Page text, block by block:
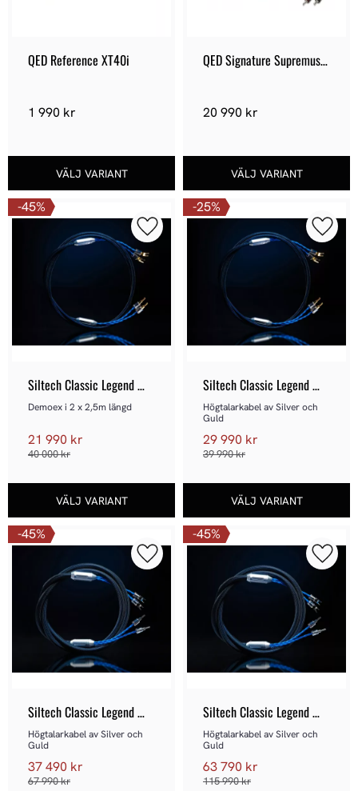
QED Reference XT40i
1 990 kr
QED Signature Supremus
20 990 kr
Siltech Classic Legend
380L - Demoex
Demoex i 2 x 2,5m längd
21 990 kr
40 000kr
45%
Lägg till i favoriter
Siltech Classic Legend
380L Högtalarkabel
Högtalarkabel av Silver och
Guld
29 990 kr
39 990kr
25%
Lägg
Siltech Classic Legend
680L Demoex
Högtalarkabel av Silver och
Guld
37 490 kr
67 990kr
45%
Lägg till i favoriter
Siltech Classic Legend
880L - Demoex
Högtalarkabel av Silver och
Guld
63 790 kr
115 990kr
45%
Lägg